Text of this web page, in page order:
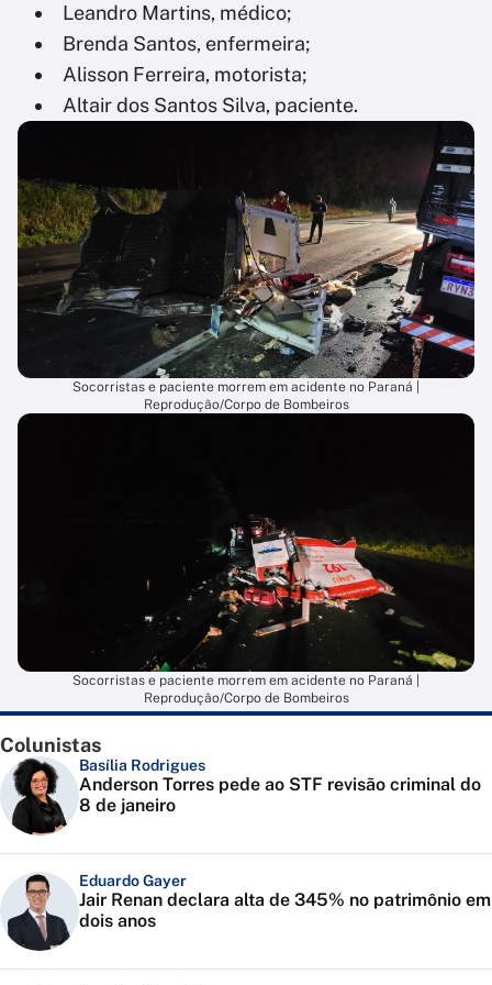
Leandro Martins, médico;
Brenda Santos, enfermeira;
Alisson Ferreira, motorista;
Altair dos Santos Silva, paciente.
Socorristas e paciente morrem em acidente no Paraná |
Reprodução/Corpo de Bombeiros
Socorristas e paciente morrem em acidente no Paraná |
Reprodução/Corpo de Bombeiros
Colunistas
Basília Rodrigues
Anderson Torres pede ao STF revisão criminal do
8 de janeiro
Eduardo Gayer
Jair Renan declara alta de 345% no patrimônio em
dois anos